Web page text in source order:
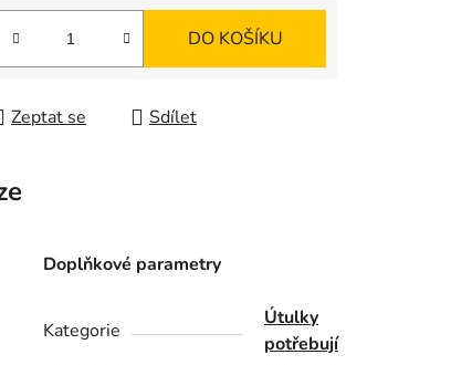
DO KOŠÍKU
Zeptat se Sdílet
Doplňkové parametry
Kategorie
Útulky
potřebují